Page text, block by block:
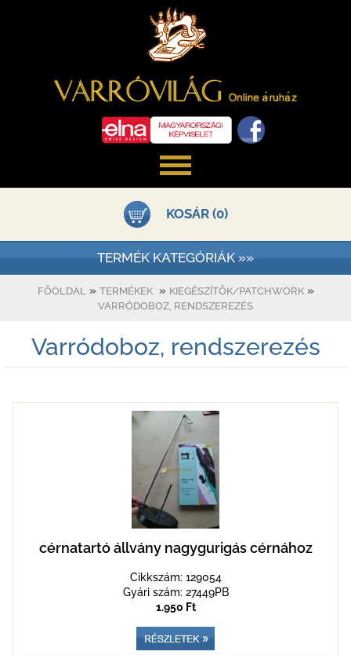
KOSÁR (0)
TERMÉK KATEGÓRIÁK »»
FŐOLDAL » TERMÉKEK » KIEGÉSZÍTŐK/PATCHWORK»
VARRÓDOBOZ, RENDSZEREZÉS
Varródoboz, rendszerezés
cérnatartó állvány nagygurigás cérnához
Cikkszám: 129054
Gyári szám: 27449PB
1.950 Ft